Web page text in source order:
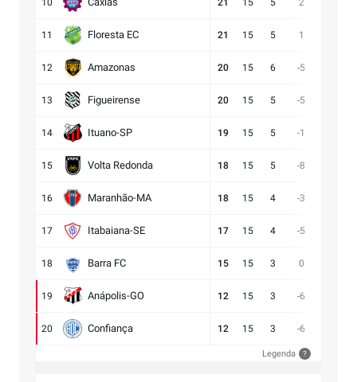
10 21 15 5 2
11 Floresta EC 21 15 5 1
12 Amazonas 20 15 6 -5
13 Figueirense 20 15 5 -5
14 Ituano-SP 19 15 5 -1
15 Volta Redonda 18 15 5 -8
16 Maranhão-MA 18 15 4 -3
17 Itabaiana-SE 17 15 4 -5
18 Barra FC 15 15 3 0
19 Anápolis-GO 12 15 3 -6
20 Confiança 12 15 3 -6
Legenda ?